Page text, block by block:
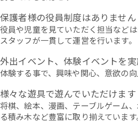
保護者様の役員制度はありません
役員や児童を見ていただく担当などは
スタッフが一貫して運営を行います。
外出イベント、体験イベントを
体験する事で、興味や関心、意欲の向
様々な遊具で遊んでいただけます
将棋、絵本、漫画、テーブルゲーム
る積み木など豊富に取り揃えています